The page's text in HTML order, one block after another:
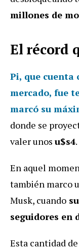
millones de
El récord
Pi, que cuenta
mercado, fue
marcó su
donde se
valer unos u$s4.
En aquel
también marco
Musk, cuando
seguidores en
Esta cantidad